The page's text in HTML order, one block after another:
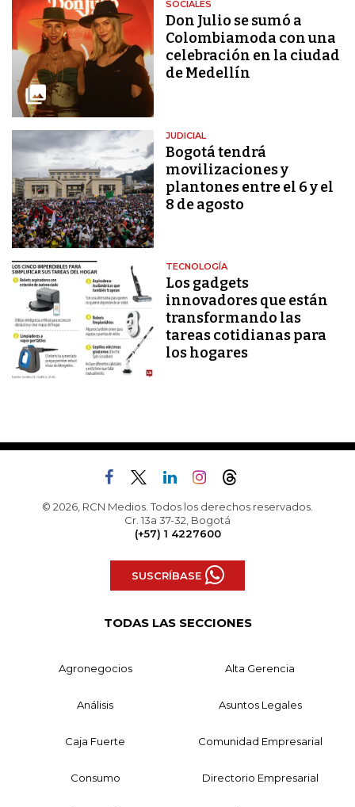
SOCIALES
Don Julio se sumó a
Colombiamoda con una
celebración en la ciudad
de Medellín
JUDICIAL
Bogotá tendrá
movilizaciones y
plantones entre el 6 y el
8 de agosto
TECNOLOGÍA
Los gadgets
innovadores que están
transformando las
tareas cotidianas para
los hogares
© 2026, RCN Medios. Todos los derechos reservados.
Cr. 13a 37-32, Bogotá
(+57) 1 4227600
SUSCRÍBASE
TODAS LAS SECCIONES
Agronegocios Alta Gerencia
Análisis Asuntos Legales
Caja Fuerte Comunidad Empresarial
Consumo Directorio Empresarial